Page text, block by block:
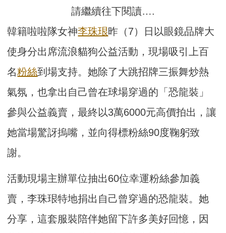
請繼續往下閱讀….
韓籍啦啦隊女神李珠珢昨（7）日以眼鏡品牌大
使身分出席流浪貓狗公益活動，現場吸引上百
名粉絲到場支持。她除了大跳招牌三振舞炒熱
氣氛，也拿出自己曾在球場穿過的「恐龍裝」
參與公益義賣，最終以3萬6000元高價拍出，讓
她當場驚訝摀嘴，並向得標粉絲90度鞠躬致
謝。
活動現場主辦單位抽出60位幸運粉絲參加義
賣，李珠珢特地捐出自己曾穿過的恐龍裝。她
分享，這套服裝陪伴她留下許多美好回憶，因